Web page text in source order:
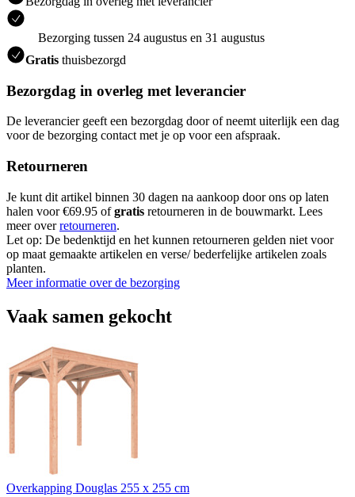
Bezorging tussen 24 augustus en 31 augustus
Gratis thuisbezorgd
Bezorgdag in overleg met leverancier
De leverancier geeft een bezorgdag door of neemt uiterlijk een dag
voor de bezorging contact met je op voor een afspraak.
Retourneren
Je kunt dit artikel binnen 30 dagen na aankoop door ons op laten
halen voor €69.95 ofgratis retourneren in de bouwmarkt. Lees
meer overretourneren.
Let op: De bedenktijd en het kunnen retourneren gelden niet voor
op maat gemaakte artikelen en verse/ bederfelijke artikelen zoals
planten.
Meer informatie over de bezorging
Vaak samen gekocht
Overkapping Douglas 255 x 255 cm